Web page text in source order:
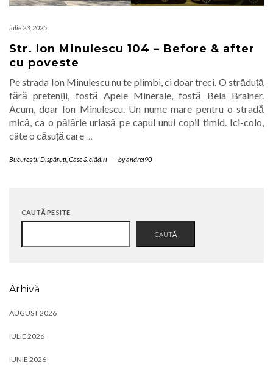
iulie 23, 2025
Str. Ion Minulescu 104 – Before & after
cu poveste
Pe strada Ion Minulescu nu te plimbi, ci doar treci. O străduță
fără pretenții, fostă Apele Minerale, fostă Bela Brainer.
Acum, doar Ion Minulescu. Un nume mare pentru o stradă
mică, ca o pălărie uriașă pe capul unui copil timid. Ici-colo,
câte o căsuță care …
Bucureștii Dispăruți Case & clădiri - byandrei90
CAUTĂ PE SITE
CAUTĂ
Arhivă
AUGUST 2026
IULIE 2026
IUNIE 2026